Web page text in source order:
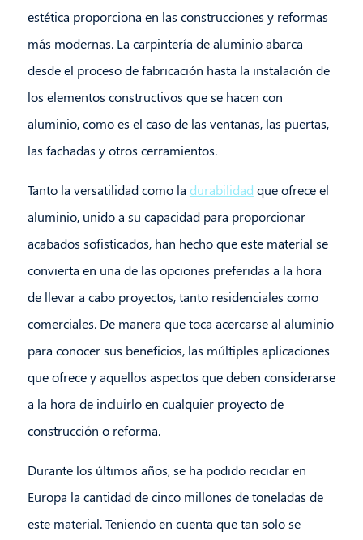
estética proporciona en las construcciones y reformas
más modernas. La carpintería de aluminio abarca
desde el proceso de fabricación hasta la instalación de
los elementos constructivos que se hacen con
aluminio, como es el caso de las ventanas, las puertas,
las fachadas y otros cerramientos.
Tanto la versatilidad como la durabilidad que ofrece el
aluminio, unido a su capacidad para proporcionar
acabados sofisticados, han hecho que este material se
convierta en una de las opciones preferidas a la hora
de llevar a cabo proyectos, tanto residenciales como
comerciales. De manera que toca acercarse al aluminio
para conocer sus beneficios, las múltiples aplicaciones
que ofrece y aquellos aspectos que deben considerarse
a la hora de incluirlo en cualquier proyecto de
construcción o reforma.
Durante los últimos años, se ha podido reciclar en
Europa la cantidad de cinco millones de toneladas de
este material. Teniendo en cuenta que tan solo se